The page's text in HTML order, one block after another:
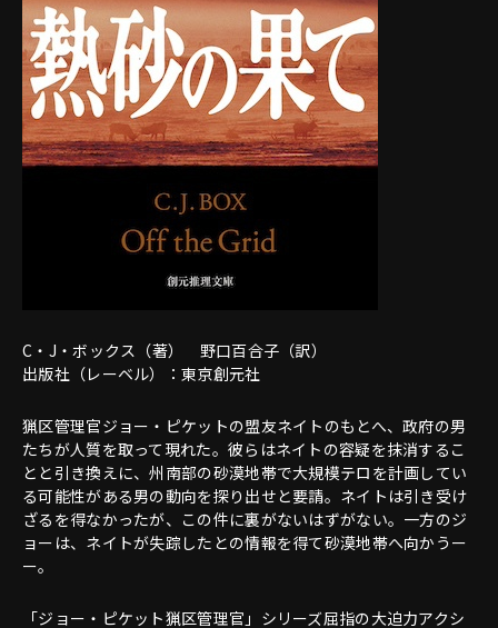
C・J・ボックス（著） 野口百合子（訳）
出版社（レーベル）：東京創元社
猟区管理官ジョー・ピケットの盟友ネイトのもとへ、政府の男
たちが人質を取って現れた。彼らはネイトの容疑を抹消するこ
とと引き換えに、州南部の砂漠地帯で大規模テロを計画してい
る可能性がある男の動向を探り出せと要請。ネイトは引き受け
ざるを得なかったが、この件に裏がないはずがない。一方のジ
ョーは、ネイトが失踪したとの情報を得て砂漠地帯へ向かうー
ー。
「ジョー・ピケット猟区管理官」シリーズ屈指の大迫力アクシ